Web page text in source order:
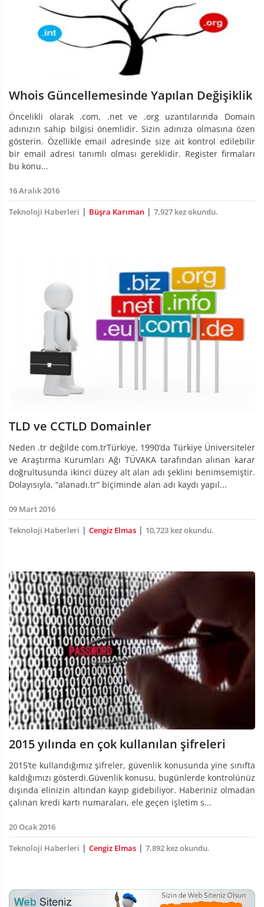
Whois Güncellemesinde Yapılan Değişiklik
Öncelikli olarak .com, .net ve .org uzantılarında Domain
adınızın sahip bilgisi önemlidir. Sizin adınıza olmasına özen
gösterin. Özellikle email adresinde size ait kontrol edilebilir
bir email adresi tanımlı olması gereklidir. Register firmaları
bu konu...
16 Aralık 2016
Teknoloji Haberleri | Büşra Karıman | 7,927 kez okundu.
TLD ve CCTLD Domainler
Neden .tr değilde com.trTürkiye, 1990’da Türkiye Üniversiteler
ve Araştırma Kurumları Ağı TÜVAKA tarafından alınan karar
doğrultusunda ikinci düzey alt alan adı şeklini benimsemiştir.
Dolayısıyla, “alanadı.tr” biçiminde alan adı kaydı yapıl...
09 Mart 2016
Teknoloji Haberleri | Cengiz Elmas | 10,723 kez okundu.
2015 yılında en çok kullanılan şifreleri
2015’te kullandığımız şifreler, güvenlik konusunda yine sınıfta
kaldığımızı gösterdi.Güvenlik konusu, bugünlerde kontrolünüz
dışında elinizin altından kayıp gidebiliyor. Haberiniz olmadan
çalınan kredi kartı numaraları, ele geçen işletim s...
20 Ocak 2016
Teknoloji Haberleri | Cengiz Elmas | 7,892 kez okundu.